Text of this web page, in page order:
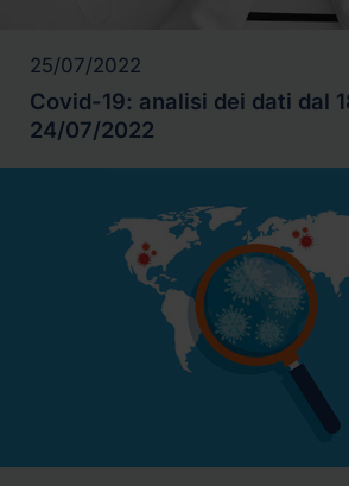
25/07/2022
Covid-19: analisi dei dati dal
24/07/2022